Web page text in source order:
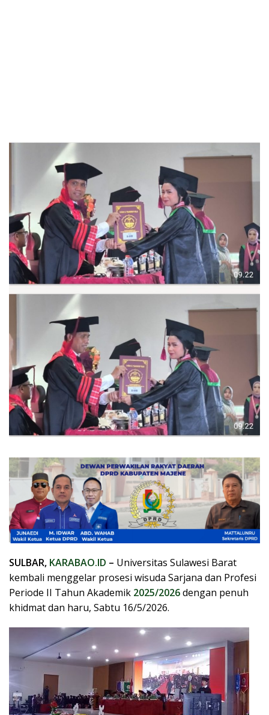
SULBAR, KARABAO.ID – Universitas Sulawesi Barat
kembali menggelar prosesi wisuda Sarjana dan Profesi
Periode II Tahun Akademik 2025/2026dengan penuh
khidmat dan haru, Sabtu 16/5/2026.